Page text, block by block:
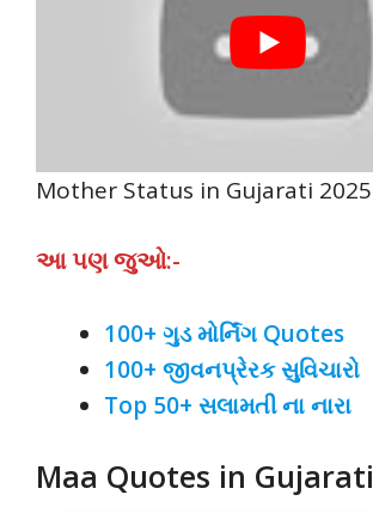
Mother Status in Gujarati 2025
આ પણ જુઓ:-
100+ ગુડ મોર્નિંગ Quotes
100+ જીવનપ્રેરક સુવિચારો
Top 50+ સલામતી ના નારા
Maa Quotes in Gujarati